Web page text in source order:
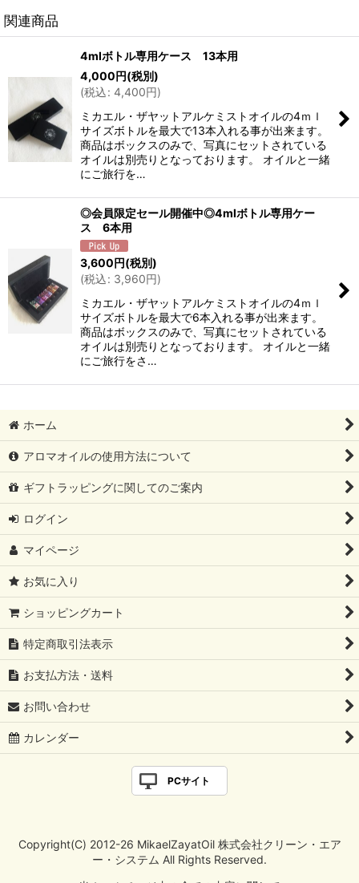
関連商品
4mlボトル専用ケース 13本用
4,000円(税別)
(税込: 4,400円)
ミカエル・ザヤットアルケミストオイルの4ｍｌ
サイズボトルを最大で13本入れる事が出来ます。
商品はボックスのみで、写真にセットされている
オイルは別売りとなっております。 オイルと一緒
にご旅行を…
◎会員限定セール開催中◎4mlボトル専用ケー
ス 6本用
3,600円(税別)
(税込: 3,960円)
ミカエル・ザヤットアルケミストオイルの4ｍｌ
サイズボトルを最大で6本入れる事が出来ます。
商品はボックスのみで、写真にセットされている
オイルは別売りとなっております。 オイルと一緒
にご旅行をさ…
ホーム
アロマオイルの使用方法について
ギフトラッピングに関してのご案内
ログイン
マイページ
お気に入り
ショッピングカート
特定商取引法表示
お支払方法・送料
お問い合わせ
カレンダー
PCサイト
Copyright(C) 2012-26 MikaelZayatOil 株式会社クリーン・エア
ー・システム All Rights Reserved.